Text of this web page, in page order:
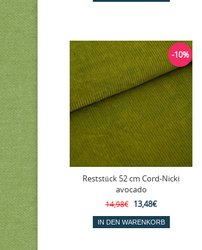
Reststück 52 cm Cord-Nicki
avocado
14,98€ 13,48€
-10%